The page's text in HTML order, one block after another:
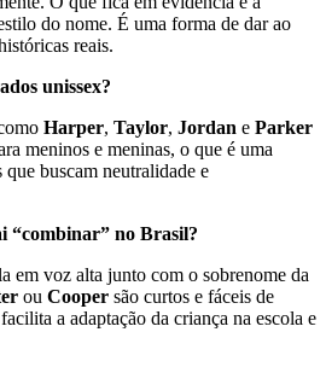
do nome. É uma forma de dar ao
reais.
unissex?
Harper, Taylor, Jordan e Parker
meninos e meninas, o que é uma
que buscam neutralidade e
“combinar” no Brasil?
em voz alta junto com o sobrenome da
ou Cooper são curtos e fáceis de
a adaptação da criança na escola e